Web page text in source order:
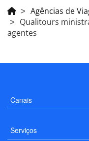
Agências de
Qualitours
agentes
Canais
Serviços